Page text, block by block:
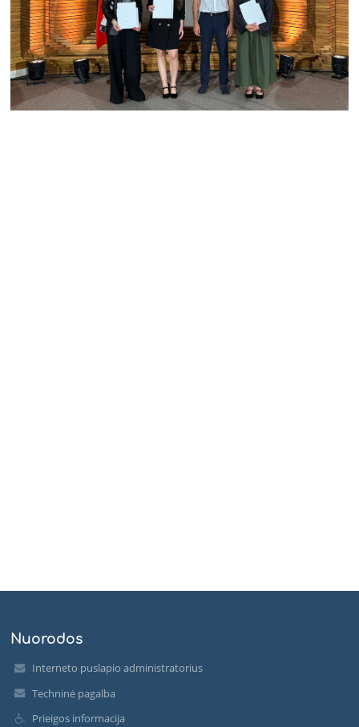
Nuorodos
Interneto puslapio administratorius
Techninė pagalba
Prieigos informacija